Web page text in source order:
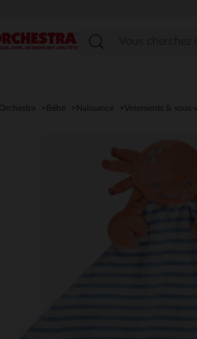
Orchestra Bébé Naissance Vetements & sous-